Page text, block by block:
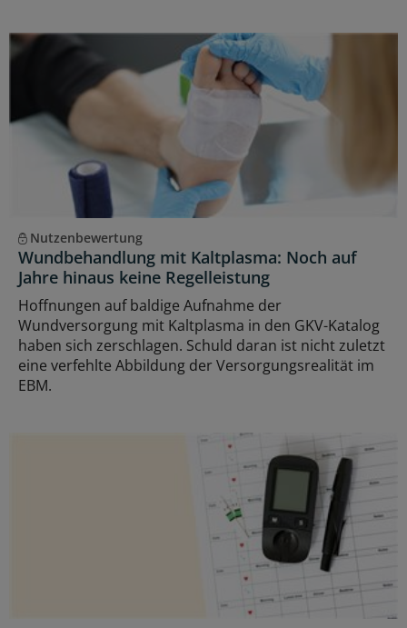
Nutzenbewertung
Wundbehandlung mit Kaltplasma: Noch auf
Jahre hinaus keine Regelleistung
Hoffnungen auf baldige Aufnahme der
Wundversorgung mit Kaltplasma in den GKV-Katalog
haben sich zerschlagen. Schuld daran ist nicht zuletzt
eine verfehlte Abbildung der Versorgungsrealität im
EBM.